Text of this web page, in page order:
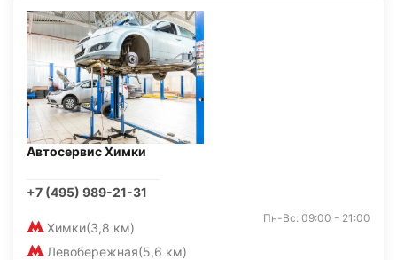
Автосервис Химки
+7 (495) 989-21-31
Химки(3,8 км)
Левобережная(5,6 км)
Пн-Вс: 09:00 - 21:00